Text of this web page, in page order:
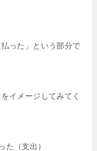
った」という部分で
イメージしてみてく
た（支出）